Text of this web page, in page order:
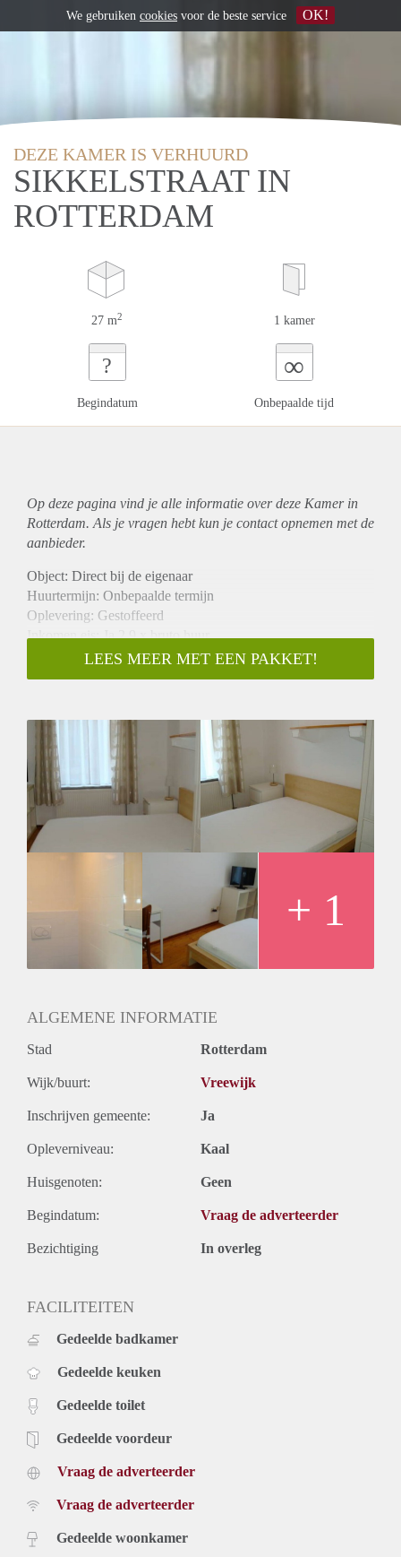
DEZE KAMER IS VERHUURD
SIKKELSTRAAT IN
ROTTERDAM
27 m2 1 kamer
?
Begindatum
∞
Onbepaalde tijd
Op deze pagina vind je alle informatie over deze Kamer in
Rotterdam. Als je vragen hebt kun je contact opnemen met de
aanbieder.
Object: Direct bij de eigenaar
Huurtermijn: Onbepaalde termijn
Oplevering: Gestoffeerd
Inkomen eis: Ja 2,9 x bruto huur
Garantiestelling mogelijk: Ja
Borg: 1 maand
Gedeelde keuken: Nee
Gedeelde Douche: Nee
Gedeelde woonkamer: Nee
Huisgenoten: Nee
Geslacht huisgenoten: N.v.t.
LEES MEER MET EEN PAKKET!
+ 1
ALGEMENE INFORMATIE
Stad Rotterdam
Wijk/buurt: Vreewijk
Inschrijven gemeente: Ja
Opleverniveau: Kaal
Huisgenoten: Geen
Begindatum: Vraag de adverteerder
Bezichtiging In overleg
FACILITEITEN
Gedeelde badkamer
Gedeelde keuken
Gedeelde toilet
Gedeelde voordeur
Vraag de adverteerder
Vraag de adverteerder
Gedeelde woonkamer
We gebruiken cookies voor de beste service OK!